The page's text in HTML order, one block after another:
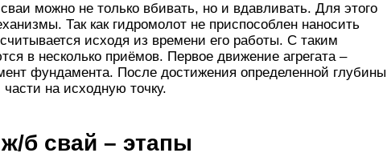
можно не только вбивать, но и вдавливать. Для этого
Так как гидромолот не приспособлен наносить
исходя из времени его работы. С таким
в несколько приёмов. Первое движение агрегата –
фундамента. После достижения определенной глубины
на исходную точку.
б свай – этапы